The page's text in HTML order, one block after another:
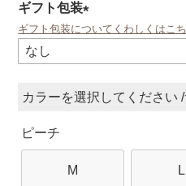
ギフト包装
(必
ギフト包装についてくわしくはこ
カラー
ピーチ
M L